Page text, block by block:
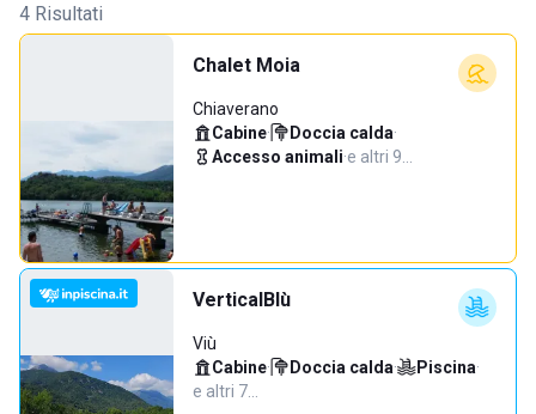
4 Risultati
Chalet Moia
Chiaverano
Cabine· Doccia calda·
Accesso animali·e altri 9…
VerticalBlù
Viù
Cabine· Doccia calda· Piscina·
e altri 7…